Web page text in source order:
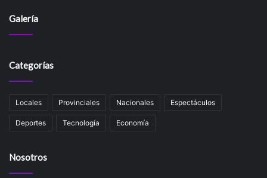
Galería
Categorías
Locales Provinciales Nacionales Espectáculos
Deportes Tecnología Economía
Nosotros